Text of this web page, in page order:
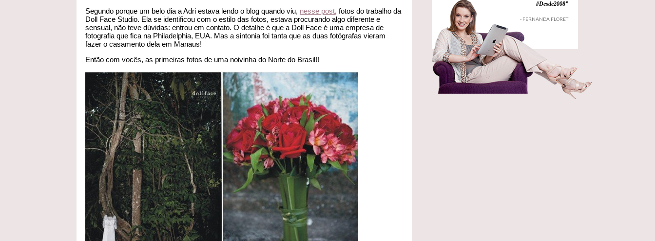
Segundo porque um belo dia a Adri estava lendo o blog quando viu, nesse post, fotos do trabalho da
Doll Face Studio. Ela se identificou com o estilo das fotos, estava procurando algo diferente e
sensual, não teve dúvidas: entrou em contato. O detalhe é que a Doll Face é uma empresa de
fotografia que fica na Philadelphia, EUA. Mas a sintonia foi tanta que as duas fotógrafas vieram
fazer o casamento dela em Manaus!
Então com vocês, as primeiras fotos de uma noivinha do Norte do Brasil!!
#Desde2008”
- FERNANDA FLORET